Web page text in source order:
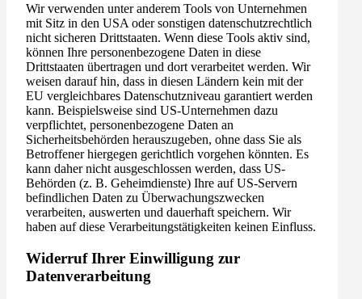
Wir verwenden unter anderem Tools von Unternehmen
mit Sitz in den USA oder sonstigen datenschutzrechtlich
nicht sicheren Drittstaaten. Wenn diese Tools aktiv sind,
können Ihre personenbezogene Daten in diese
Drittstaaten übertragen und dort verarbeitet werden. Wir
weisen darauf hin, dass in diesen Ländern kein mit der
EU vergleichbares Datenschutzniveau garantiert werden
kann. Beispielsweise sind US-Unternehmen dazu
verpflichtet, personenbezogene Daten an
Sicherheitsbehörden herauszugeben, ohne dass Sie als
Betroffener hiergegen gerichtlich vorgehen könnten. Es
kann daher nicht ausgeschlossen werden, dass US-
Behörden (z. B. Geheimdienste) Ihre auf US-Servern
befindlichen Daten zu Überwachungszwecken
verarbeiten, auswerten und dauerhaft speichern. Wir
haben auf diese Verarbeitungstätigkeiten keinen Einfluss.
Widerruf Ihrer Einwilligung zur
Datenverarbeitung